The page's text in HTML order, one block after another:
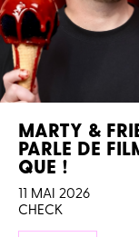
MARTY &
PARLE DE
QUE !
11 MAI 2026
CHECK